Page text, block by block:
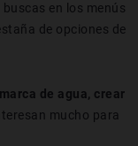
en los menús
de opciones de
de agua, crear
mucho para